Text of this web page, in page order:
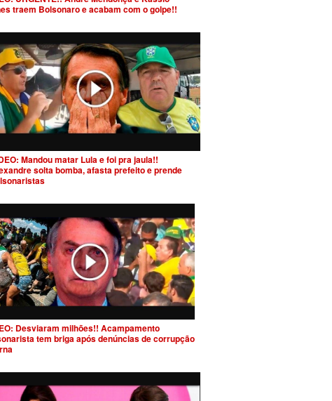
traem Bolsonaro e acabam com o golpe!!
Mandou matar Lula e foi pra jaula!!
solta bomba, afasta prefeito e prende
Desviaram milhões!! Acampamento
tem briga após denúncias de corrupção